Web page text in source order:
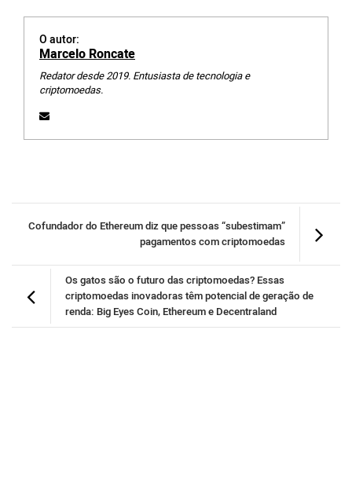
O autor:
Marcelo Roncate
Redator desde 2019. Entusiasta de tecnologia e
criptomoedas.
Cofundador do Ethereum diz que pessoas “subestimam”
pagamentos com criptomoedas
Os gatos são o futuro das criptomoedas? Essas
criptomoedas inovadoras têm potencial de geração de
renda: Big Eyes Coin, Ethereum e Decentraland